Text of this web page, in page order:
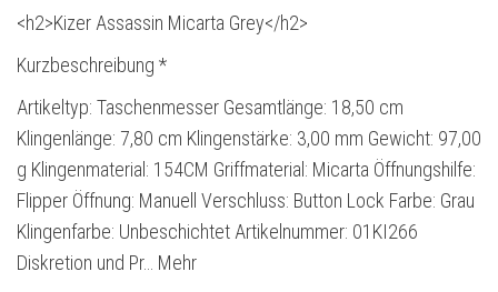
<h2>Kizer Assassin Micarta Grey</h2>
Kurzbeschreibung *
Artikeltyp: Taschenmesser Gesamtlänge: 18,50 cm
Klingenlänge: 7,80 cm Klingenstärke: 3,00 mm Gewicht: 97,00
g Klingenmaterial: 154CM Griffmaterial: Micarta Öffnungshilfe:
Flipper Öffnung: Manuell Verschluss: Button Lock Farbe: Grau
Klingenfarbe: Unbeschichtet Artikelnummer: 01KI266
Diskretion und Pr… Mehr